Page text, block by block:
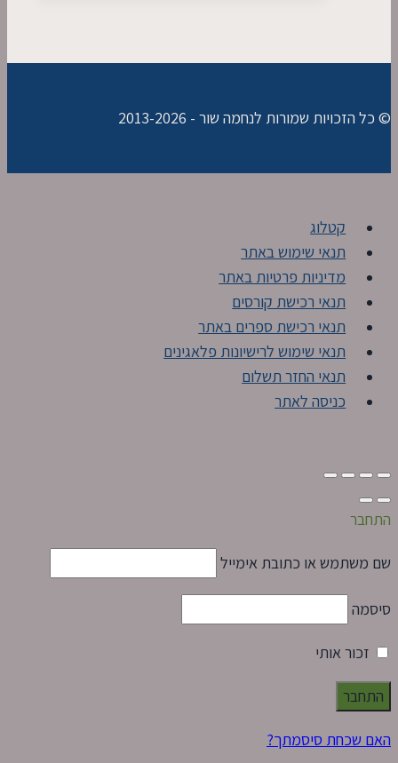
© כל הזכויות שמורות לנחמה שור - 2013-2026
קטלוג
תנאי שימוש באתר
מדיניות פרטיות באתר
תנאי רכישת קורסים
תנאי רכישת ספרים באתר
תנאי שימוש לרישיונות פלאגינים
תנאי החזר תשלום
כניסה לאתר
התחבר
שם משתמש או כתובת אימייל
סיסמה
זכור אותי
האם שכחת סיסמתך?